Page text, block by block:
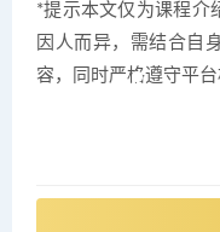
*提示本文仅为课程介
因人而异，需结合自
容，同时严格遵守平